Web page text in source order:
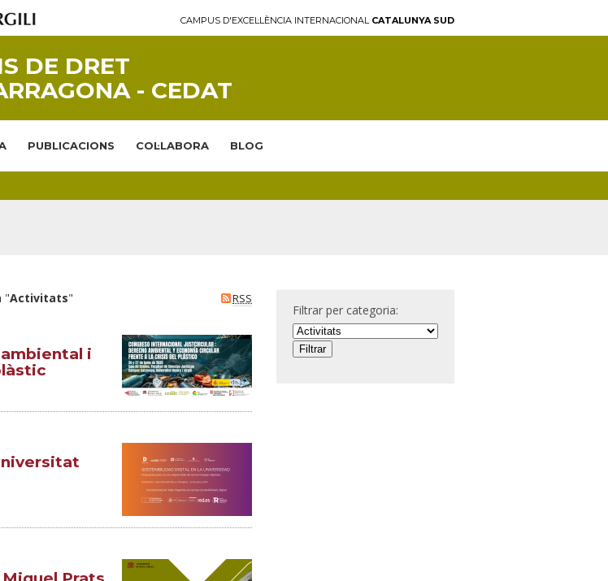
CAMPUS D'EXCEL·LÈNCIA INTERNACIONAL CATALUNYA SUD
DE DRET
- CEDAT
PUBLICACIONS COL·LABORA BLOG
RSS
"Activitats"
i
Filtrar per categoria: